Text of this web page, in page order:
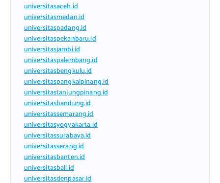
universitasaceh.id
universitasmedan.id
universitaspadang.id
universitaspekanbaru.id
universitasjambi.id
universitaspalembang.id
universitasbengkulu.id
universitaspangkalpinang.id
universitastanjungpinang.id
universitasbandung.id
universitassemarang.id
universitasyogyakarta.id
universitassurabaya.id
universitasserang.id
universitasbanten.id
universitasbali.id
universitasdenpasar.id